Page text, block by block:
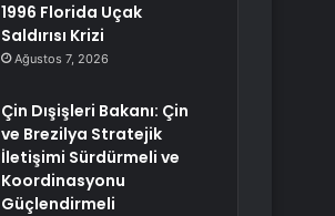
1996 Florida Uçak
Saldırısı Krizi
Ağustos 7, 2026
Çin Dışişleri Bakanı: Çin
ve Brezilya Stratejik
İletişimi Sürdürmeli ve
Koordinasyonu
Güçlendirmeli